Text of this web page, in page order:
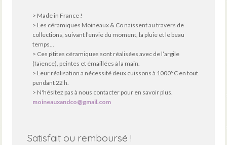
> Made in France !
> Les céramiques Moineaux & Co naissent au travers de
collections, suivant l’envie du moment, la pluie et le beau
temps...
> Ces p’tites céramiques sont réalisées avec de l’argile
(faïence), peintes et émaillées à la main.
> Leur réalisation a nécessité deux cuissons à 1000°C en tout
pendant 22 h.
> N'hésitez pas à nous contacter pour en savoir plus.
moineauxandco@gmail.com
Satisfait ou remboursé !